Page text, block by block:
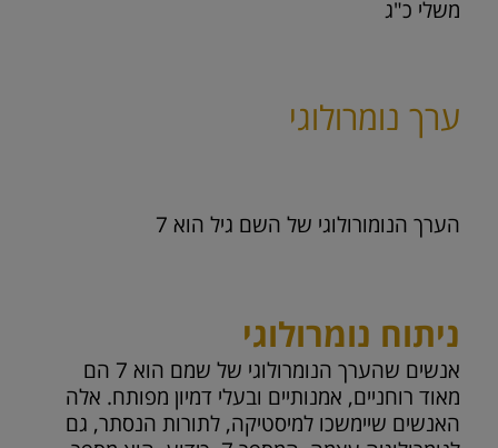
משלי כ"ג
ערך נומרולוגי
הערך הנומורולוגי של השם גיל הוא 7
ניתוח נומרולוגי
אנשים שהערך הנומרולוגי של שמם הוא 7 הם
מאוד רוחניים, אמנותיים ובעלי דמיון מפותח. אלה
האנשים שיימשכו למיסטיקה, לתורות הנסתר, גם